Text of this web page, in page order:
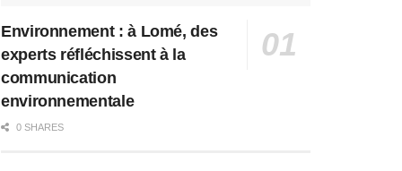
Environnement : à Lomé, des
experts réfléchissent à la
communication
environnementale
0 SHARES